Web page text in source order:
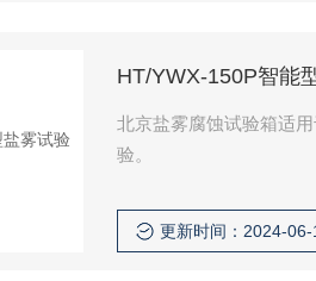
HT/YWX-150P智能
北京盐雾腐蚀试验箱适
验。
更新时间：2024-06-